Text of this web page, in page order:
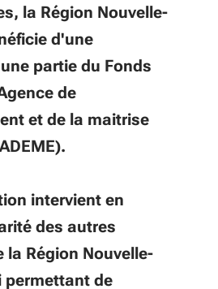
la Région Nouvelle-
d'une
partie du Fonds
de
et de la maitrise
intervient en
des autres
Région Nouvelle-
permettant de